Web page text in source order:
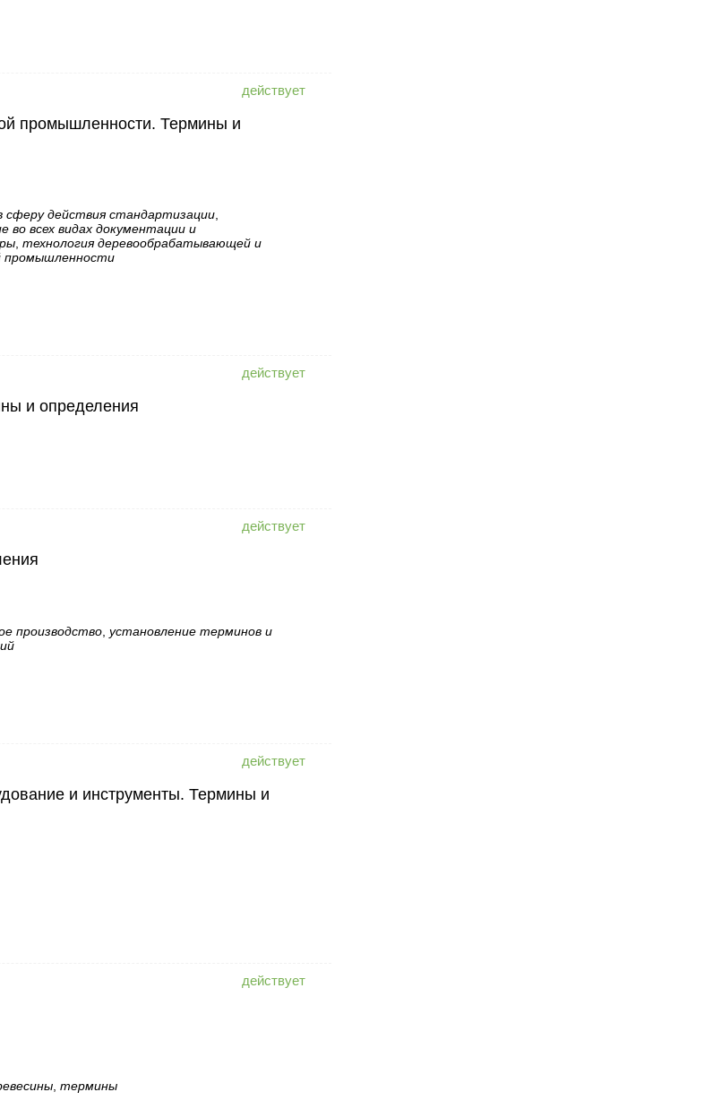
промышленности. Термины и
сферу действия стандартизации,
во всех видах документации и
, технология деревообрабатывающей и
промышленности
и определения
производство, установление терминов и
и инструменты. Термины и
, термины